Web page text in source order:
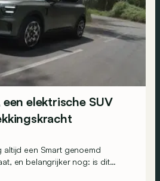
elektrische SUV
altijd een Smart genoemd
en belangrijker nog: is dit